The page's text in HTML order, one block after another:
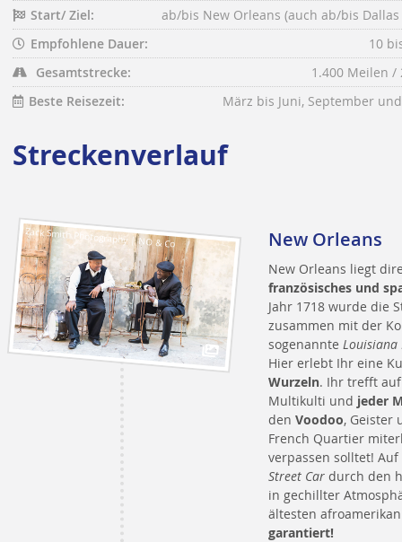
Start/ Ziel:
ab/bis New Orleans (auch ab/bis
Empfohlene Dauer:
10
Gesamtstrecke:
1.400 Meilen /
Beste Reisezeit:
März bis Juni, September
Streckenverlauf
Zack Smith Photography | NO & Co New Orleans
New Orleans liegt
französisches und
Jahr 1718 wurde die
zusammen mit der
sogenannte Louisiana
Hier erlebt Ihr eine
Wurzeln. Ihr trefft auf
Multikulti und jeder
den Voodoo, Geister
French Quartier
verpassen solltet!
Street Car durch den
in gechillter
ältesten
garantiert!